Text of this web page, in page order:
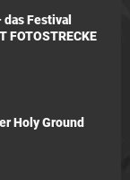
Festival
Holy Ground